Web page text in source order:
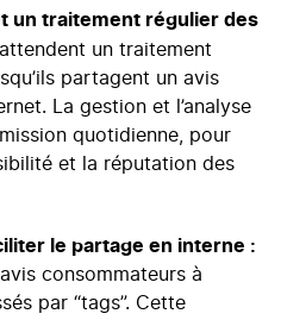
un traitement régulier des
un traitement
partagent un avis
La gestion et l’analyse
quotidienne, pour
et la réputation des
le partage en interne :
consommateurs à
par “tags”. Cette